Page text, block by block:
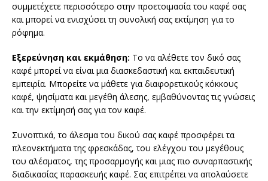
συμμετέχετε περισσότερο στην προετοιμασία του καφέ σας
και μπορεί να ενισχύσει τη συνολική σας εκτίμηση για το
ρόφημα.
Εξερεύνηση και εκμάθηση: Το να αλέθετε τον δικό σας
καφέ μπορεί να είναι μια διασκεδαστική και εκπαιδευτική
εμπειρία. Μπορείτε να μάθετε για διαφορετικούς κόκκους
καφέ, ψησίματα και μεγέθη άλεσης, εμβαθύνοντας τις γνώσεις
και την εκτίμησή σας για τον καφέ.
Συνοπτικά, το άλεσμα του δικού σας καφέ προσφέρει τα
πλεονεκτήματα της φρεσκάδας, του ελέγχου του μεγέθους
του αλέσματος, της προσαρμογής και μιας πιο συναρπαστικής
διαδικασίας παρασκευής καφέ. Σας επιτρέπει να απολαύσετε